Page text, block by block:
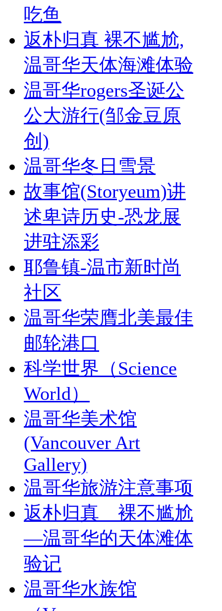
吃鱼
返朴归真 裸不尴尬,
温哥华天体海滩体验
温哥华rogers圣诞公
公大游行(邹金豆原
创)
温哥华冬日雪景
故事馆(Storyeum)讲
述卑诗历史-恐龙展
进驻添彩
耶鲁镇-温市新时尚
社区
温哥华荣膺北美最佳
邮轮港口
科学世界（Science
World）
温哥华美术馆
(Vancouver Art
Gallery)
温哥华旅游注意事项
返朴归真 裸不尴尬
—温哥华的天体滩体
验记
温哥华水族馆